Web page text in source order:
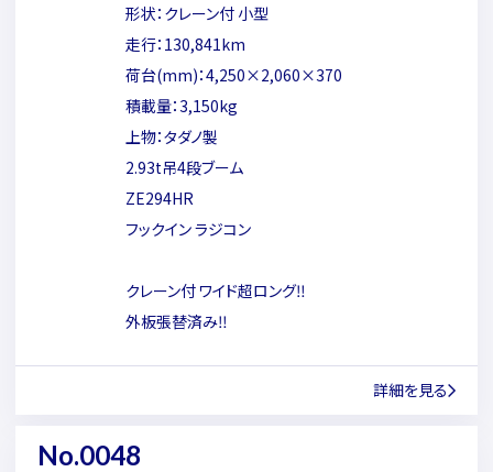
形状：クレーン付 小型
走行：130,841km
荷台(mm)：4,250×2,060×370
積載量：3,150kg
上物：タダノ製
2.93t吊4段ブーム
ZE294HR
フックイン ラジコン
クレーン付 ワイド超ロング‼
外板張替済み‼
詳細を見る
No.0048